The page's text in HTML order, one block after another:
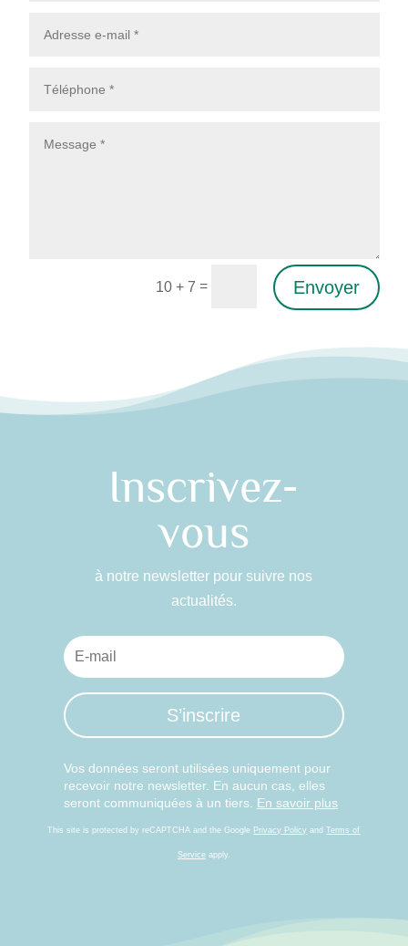
10 + 7 = Envoyer
Inscrivez-
vous
à notre newsletter pour suivre nos
actualités.
S’inscrire
Vos données seront utilisées uniquement pour
recevoir notre newsletter. En aucun cas, elles
seront communiquées à un tiers. En savoir plus
This site is protected by reCAPTCHA and the Google Privacy Policy andTerms of
Serviceapply.